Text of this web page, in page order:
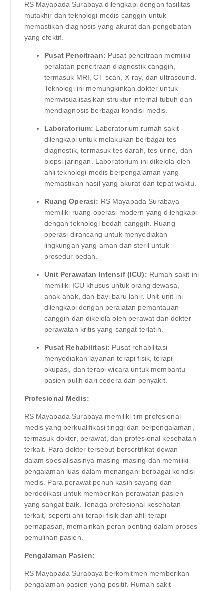
RS Mayapada Surabaya dilengkapi dengan fasilitas
mutakhir dan teknologi medis canggih untuk
memastikan diagnosis yang akurat dan pengobatan
yang efektif.
Pusat Pencitraan: Pusat pencitraan memiliki
peralatan pencitraan diagnostik canggih,
termasuk MRI, CT scan, X-ray, dan ultrasound.
Teknologi ini memungkinkan dokter untuk
memvisualisasikan struktur internal tubuh dan
mendiagnosis berbagai kondisi medis.
Laboratorium: Laboratorium rumah sakit
dilengkapi untuk melakukan berbagai tes
diagnostik, termasuk tes darah, tes urine, dan
biopsi jaringan. Laboratorium ini dikelola oleh
ahli teknologi medis berpengalaman yang
memastikan hasil yang akurat dan tepat waktu.
Ruang Operasi: RS Mayapada Surabaya
memiliki ruang operasi modern yang dilengkapi
dengan teknologi bedah canggih. Ruang
operasi dirancang untuk menyediakan
lingkungan yang aman dan steril untuk
prosedur bedah.
Unit Perawatan Intensif (ICU): Rumah sakit ini
memiliki ICU khusus untuk orang dewasa,
anak-anak, dan bayi baru lahir. Unit-unit ini
dilengkapi dengan peralatan pemantauan
canggih dan dikelola oleh perawat dan dokter
perawatan kritis yang sangat terlatih.
Pusat Rehabilitasi: Pusat rehabilitasi
menyediakan layanan terapi fisik, terapi
okupasi, dan terapi wicara untuk membantu
pasien pulih dari cedera dan penyakit.
Profesional Medis:
RS Mayapada Surabaya memiliki tim profesional
medis yang berkualifikasi tinggi dan berpengalaman,
termasuk dokter, perawat, dan profesional kesehatan
terkait. Para dokter tersebut bersertifikat dewan
dalam spesialisasinya masing-masing dan memiliki
pengalaman luas dalam menangani berbagai kondisi
medis. Para perawat penuh kasih sayang dan
berdedikasi untuk memberikan perawatan pasien
yang sangat baik. Tenaga profesional kesehatan
terkait, seperti ahli terapi fisik dan ahli terapi
pernapasan, memainkan peran penting dalam proses
pemulihan pasien.
Pengalaman Pasien:
RS Mayapada Surabaya berkomitmen memberikan
pengalaman pasien yang positif. Rumah sakit